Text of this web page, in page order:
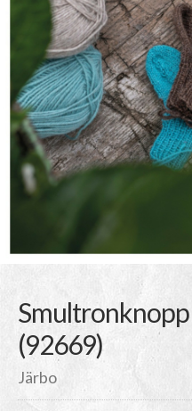
(92669)
Järbo